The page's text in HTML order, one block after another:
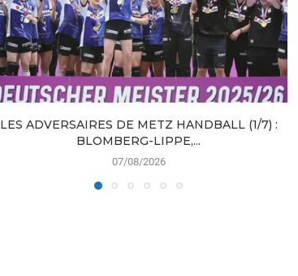
LES ADVERSAIRES DE METZ HANDBALL (1/7) :
BLOMBERG-LIPPE,...
07/08/2026